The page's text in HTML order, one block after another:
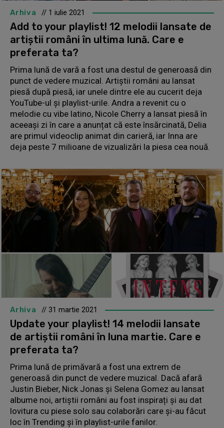
Arhiva // 1 iulie 2021
Add to your playlist! 12 melodii lansate de
artiștii români în ultima lună. Care e
preferata ta?
Prima lună de vară a fost una destul de generoasă din
punct de vedere muzical. Artiștii români au lansat
piesă după piesă, iar unele dintre ele au cucerit deja
YouTube-ul și playlist-urile. Andra a revenit cu o
melodie cu vibe latino, Nicole Cherry a lansat piesă în
aceeași zi în care a anunțat că este însărcinată, Delia
are primul videoclip animat din carieră, iar Inna are
deja peste 7 milioane de vizualizări la piesa cea nouă.
Arhiva // 31 martie 2021
Update your playlist! 14 melodii lansate
de artiștii români în luna martie. Care e
preferata ta?
Prima lună de primăvară a fost una extrem de
generoasă din punct de vedere muzical. Dacă afară
Justin Bieber, Nick Jonas și Selena Gomez au lansat
albume noi, artiștii români au fost inspirați și au dat
lovitura cu piese solo sau colaborări care și-au făcut
loc în Trending și în playlist-urile fanilor.